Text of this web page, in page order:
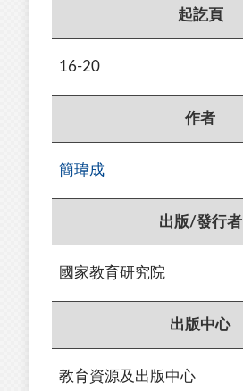
起訖頁
16-20
作者
簡瑋成
出版/發行者
國家教育研究院
出版中心
教育資源及出版中心